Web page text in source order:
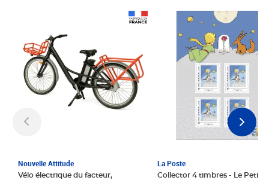
Nouvelle Attitude
Vélo électrique du facteur,
La Poste
Collector 4 timbres - Le Petit
Prix 6,25€ HT